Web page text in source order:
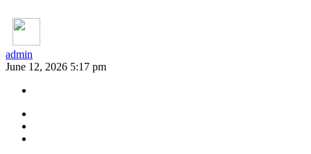
admin
June 12, 2026 5:17 pm